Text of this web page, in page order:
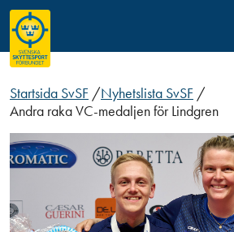
Startsida SvSF /Nyhetslista SvSF /
Andra raka VC-medaljen för Lindgren